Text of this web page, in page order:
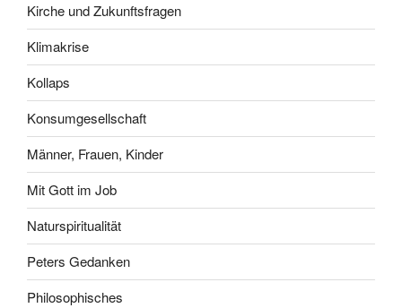
Kirche und Zukunftsfragen
Klimakrise
Kollaps
Konsumgesellschaft
Männer, Frauen, Kinder
Mit Gott im Job
Naturspiritualität
Peters Gedanken
Philosophisches